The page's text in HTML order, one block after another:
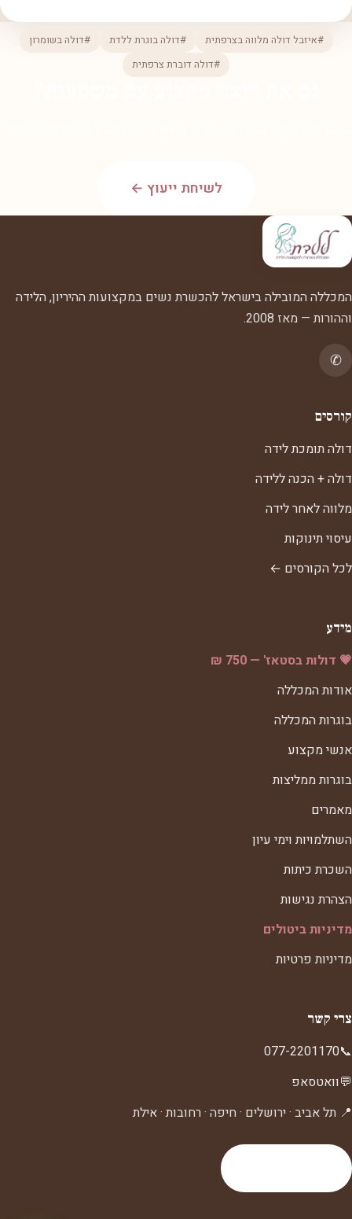
#איזבל דולה מלווה בצרפתית #דולה בוגרת ללדת
#דולה בשומרון
#דולה דוברת צרפתית
לשיחת ייעוץ ←
המכללה המובילה בישראל להכשרת נשים במקצועות ההיריון, הלידה
וההורות — מאז 2008.
✆
קורסים
דולה תומכת לידה
דולה + הכנה ללידה
מלווה לאחר לידה
עיסוי תינוקות
לכל הקורסים ←
מידע
💗 דולות בסטאז' — 750 ₪
אודות המכללה
בוגרות המכללה
אנשי מקצוע
בוגרות ממליצות
מאמרים
השתלמויות וימי עיון
השכרת כיתות
הצהרת נגישות
מדיניות ביטולים
מדיניות פרטיות
צרי קשר
📞
077-2201170
💬וואטסאפ
📍 תל אביב · ירושלים · חיפה · רחובות · אילת